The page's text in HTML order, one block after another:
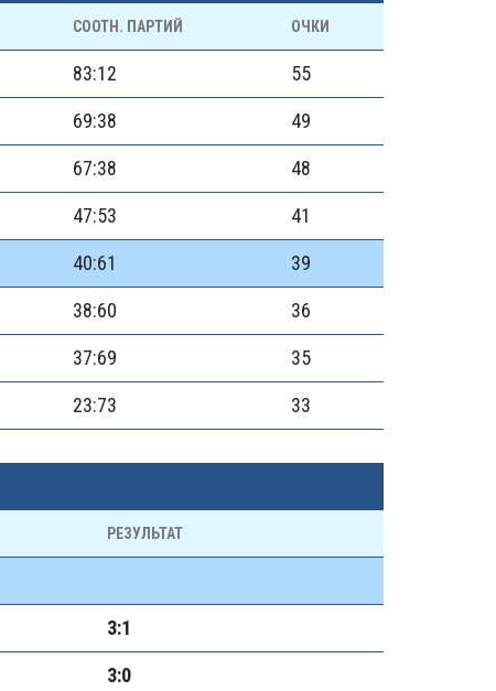
СООТН. ПАРТИЙ ОЧКИ
83:12 55
69:38 49
67:38 48
47:53 41
40:61 39
38:60 36
37:69 35
23:73 33
РЕЗУЛЬТАТ
3:1
3:0